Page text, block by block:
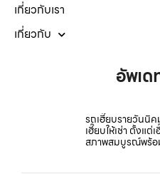
เกี่ยวกับเรา
เกี่ยวกับ
อัพเ
รถเฮี๊ยบรายวันนิ
เฮี๊ยบให้เช่า ตั้งแ
สภาพสมบูรณ์พร้อ